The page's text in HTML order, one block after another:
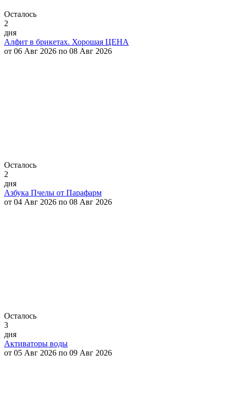
Осталось
2
дня
Алфит в брикетах. Хорошая ЦЕНА
от 06 Авг 2026 по 08 Авг 2026
Осталось
2
дня
Азбука Пчелы от Парафарм
от 04 Авг 2026 по 08 Авг 2026
Осталось
3
дня
Активаторы воды
от 05 Авг 2026 по 09 Авг 2026